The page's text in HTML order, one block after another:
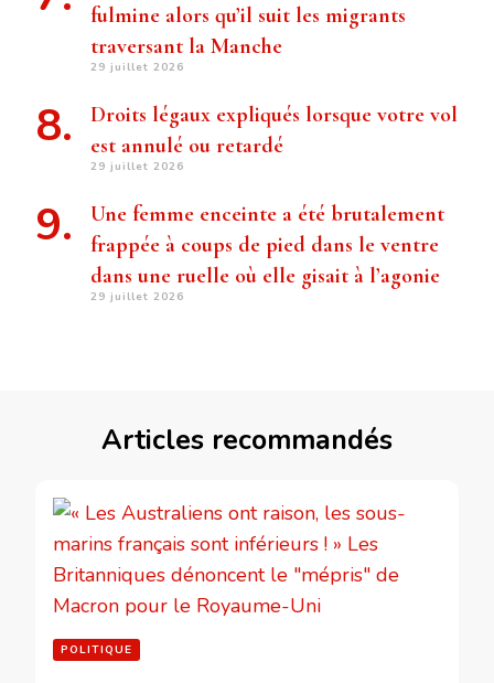
fulmine alors qu’il suit les migrants
traversant la Manche
29 juillet 2026
Droits légaux expliqués lorsque votre vol
est annulé ou retardé
29 juillet 2026
Une femme enceinte a été brutalement
frappée à coups de pied dans le ventre
dans une ruelle où elle gisait à l’agonie
29 juillet 2026
Articles recommandés
POLITIQUE